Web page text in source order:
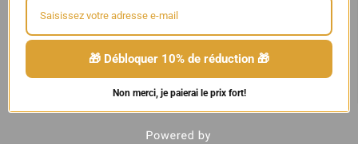
Filtrer par tarif
Filtrer Prix :0€—10€
🎁 Débloquer 10% de réduction 🎁
Non merci, je paierai le prix fort!